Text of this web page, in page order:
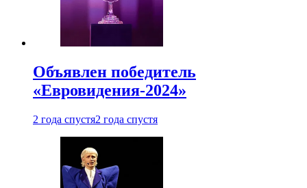
Объявлен победитель
«Евровидения-2024»
2 года спустя2 года спустя